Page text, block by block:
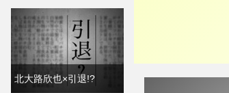
北大路欣也×引退!?